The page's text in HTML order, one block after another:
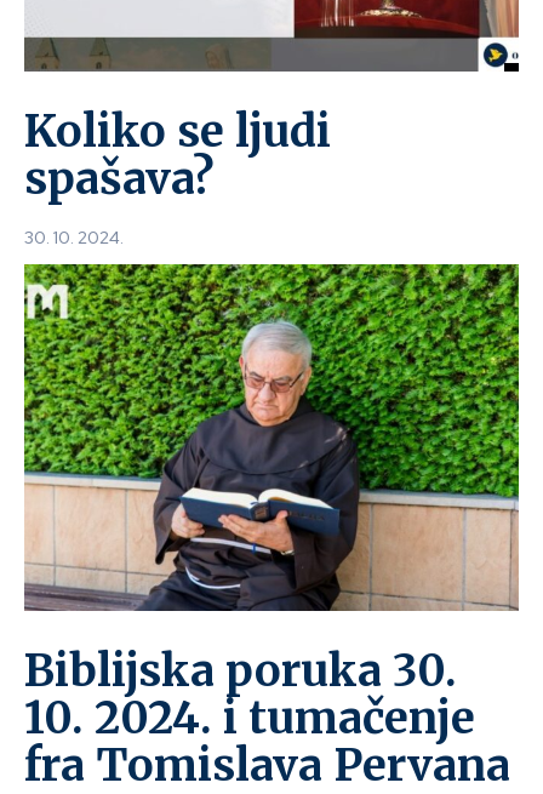
Koliko se ljudi
spašava?
30. 10. 2024.
Biblijska poruka 30.
10. 2024. i tumačenje
fra Tomislava Pervana